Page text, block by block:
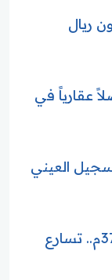
ريت 1: 30.25 مليون ريال
2026 .. تصفية 917 أصلاً عقارياً في
التسجيل العيني
تقدم برج جدة للطابق 91 بارتفاع 370م.. تسارع